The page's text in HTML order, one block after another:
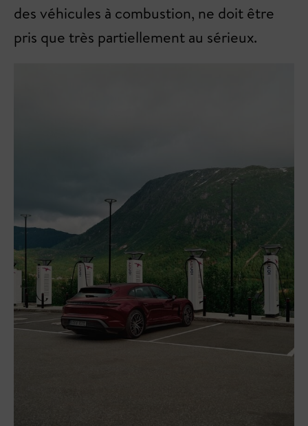
des véhicules à combustion, ne doit être
pris que très partiellement au sérieux.